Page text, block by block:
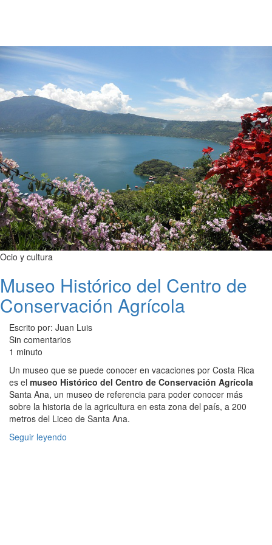
Ocio y cultura
Museo Histórico del Centro de
Conservación Agrícola
Escrito por: Juan Luis
Sin comentarios
1 minuto
Un museo que se puede conocer en vacaciones por Costa Rica
es el museo Histórico del Centro de Conservación Agrícola
Santa Ana, un museo de referencia para poder conocer más
sobre la historia de la agricultura en esta zona del país, a 200
metros del Liceo de Santa Ana.
Seguir leyendo